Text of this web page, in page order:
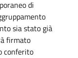
di
sia stato già
firmato
conferito